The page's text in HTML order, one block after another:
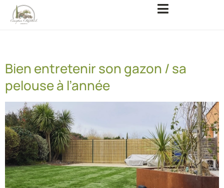
Bien entretenir son gazon / sa
pelouse à l’année